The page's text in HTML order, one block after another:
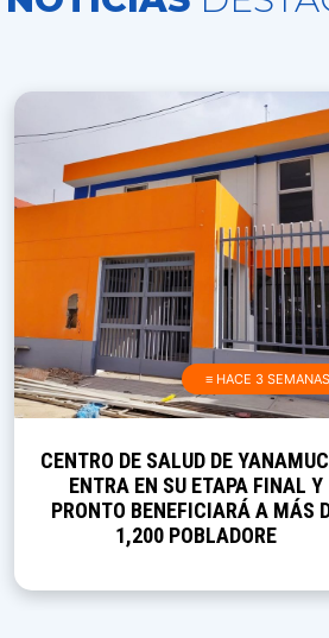
≡ HACE 3 SEMANAS
CENTRO DE SALUD DE
ENTRA EN SU ETAPA FINAL Y
PRONTO BENEFICIARÁ A MÁS
1,200 POBLADORE